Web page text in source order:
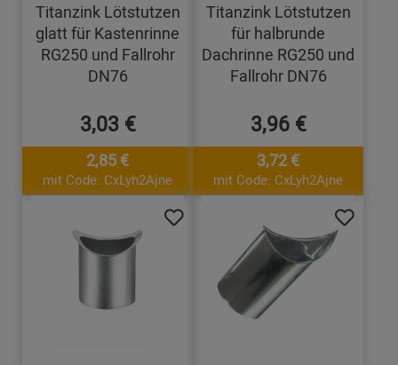
Titanzink Lötstutzen
glatt für Kastenrinne
RG250 und Fallrohr
DN76
3,03 €
2,85 €
mit Code: CxLyh2Ajne
Titanzink Lötstutzen
für halbrunde
Dachrinne RG250 und
Fallrohr DN76
3,96 €
3,72 €
mit Code: CxLyh2Ajne